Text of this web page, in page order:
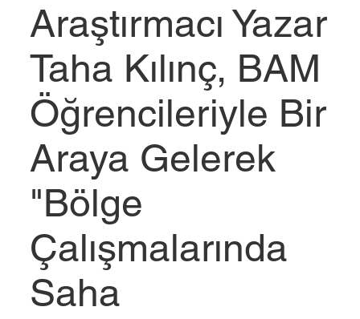
Araştırmacı Yazar
Taha Kılınç, BAM
Öğrencileriyle Bir
Araya Gelerek
"Bölge
Çalışmalarında
Saha